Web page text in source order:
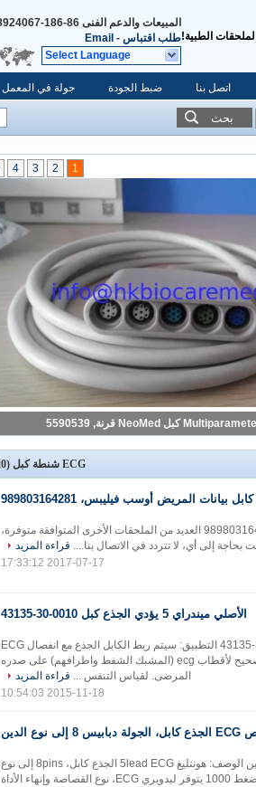
الطبية!
المبيعات والدعم الفنى 86-186-88924067
طلب اقتباس -
Email
Select Language
جولة في المعمل ضبط الجودة اتصل بنا
بحث
0010-30-43135
1
2
3
4
ECG شنطة كبل (20)
بيانات المريض أوسب فيليبس، 989803164281
متوافق مع كابل بيانات المريض أوسب فيليبس، 989803164281 العديد من الملحقات الأخرى المتوافقة متوفرة،
بحاجة إلى أي، لا تتردد في الاتصال بنا.... قراءة المزيد
2017-07-17 17:33:12
الأصلي ميندراي 5 يؤدي الجذع كبل 0010-30-43135
الأصلي ميندراي 5 يؤدي الجذع كبل 0010-30-43135 التطبيق: سيتم ربط الكابل الجذع مع انفصال ECG
المتوقعين، التي هي أيضا مرمزة للاتصال السريع والصحيح لأقطاب ecg (المشبك الشفط واطرافهم) على صدره
المرضى. لقياس التنفس ... قراءة المزيد
2015-11-18 10:54:03
هونتليغ 5lead ECG الجذع كابل، جولة 8pins لنوع الدين الوصف: هونتليغ 5lead ECG الجذع كابل، 8pins إلى نوع
الدين أداة الرابط: 8pins التوافق: سمارتسيجنس ضغط 1000 يتوفر ليدويري ECG، نوع القصاصة وإنهاء الأداة